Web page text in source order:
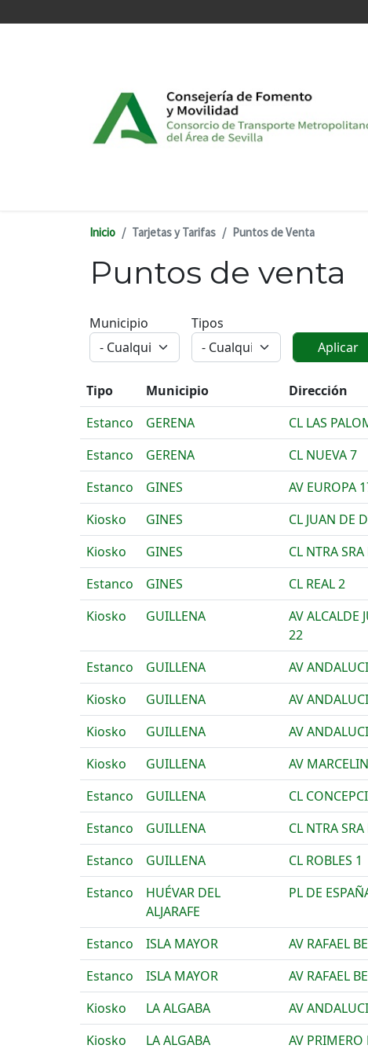
Inicio Tarjetas y Tarifas Puntos de Venta
Puntos de venta
Municipio Tipos
Tipo Municipio
Dirección
Estanco
GERENA
CL LAS
Estanco
GERENA
CL NUEVA 7
Estanco
GINES
AV EUROPA
Kiosko
GINES
CL JUAN DE
Kiosko
GINES
CL NTRA
Estanco
GINES
CL REAL 2
Kiosko
GUILLENA
AV ALCALDE
22
Estanco
GUILLENA
AV
Kiosko
GUILLENA
AV
Kiosko
GUILLENA
AV
Kiosko
GUILLENA
AV
Estanco
GUILLENA
CL
Estanco
GUILLENA
CL NTRA
Estanco
GUILLENA
CL ROBLES 1
Estanco
HUÉVAR DEL
ALJARAFE
PL DE
Estanco ISLA MAYOR
AV RAFAEL
Estanco
ISLA MAYOR
AV RAFAEL
Kiosko
LA ALGABA
AV
Kiosko
LA ALGABA AV